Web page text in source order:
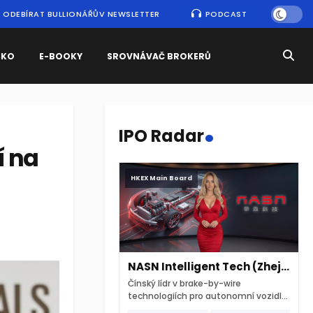
ODEBÍRAT BULLIONÁŘŮV NEWSLETTER PODCAST
E-BOOKY SROVNÁVAČ BROKERŮ
na
IPO Radar.
HKEX Main Board
NASN Intelligent Tech (Zhejiang)
Čínský lídr v brake-by-wire
technologiích pro autonomní vozidla